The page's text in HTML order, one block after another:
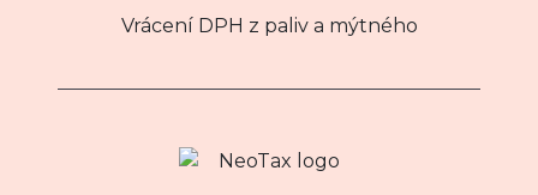
Vrácení DPH z paliv a mýtného